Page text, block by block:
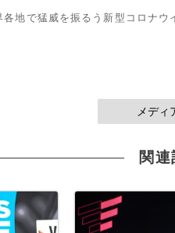
各地で猛威を振るう新型コロナウ
メディ
関連